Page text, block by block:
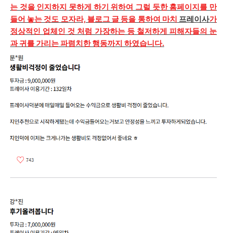
는 것을 인지하지 못하게 하기 위하여 그럴 듯한 홈페이지를 만
들어 놓는 것도 모자라, 블로그 글 등을 통하여 마치 프레이사가
정상적인 업체인 것 처럼 가장하는 등 철저하게 피해자들의 눈
과 귀를 가리는 파렴치한 행동까지 하였습니다.